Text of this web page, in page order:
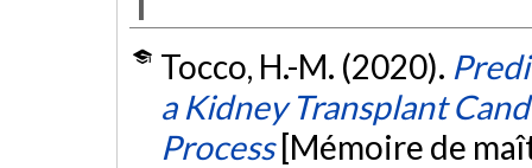
Tocco, H.-M. (2020).
a Kidney Transplant
Process [Mémoire de